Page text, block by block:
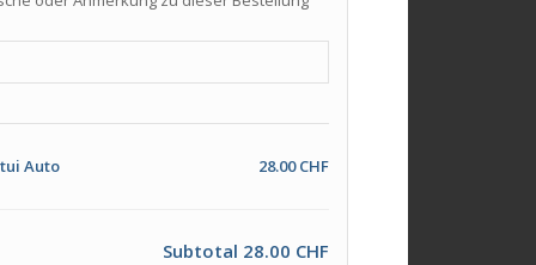
Auto 28.00 CHF
Subtotal 28.00 CHF